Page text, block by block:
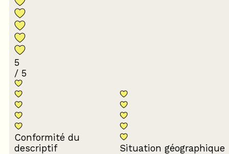
5
/ 5
Conformité du
descriptif
Situation géographique